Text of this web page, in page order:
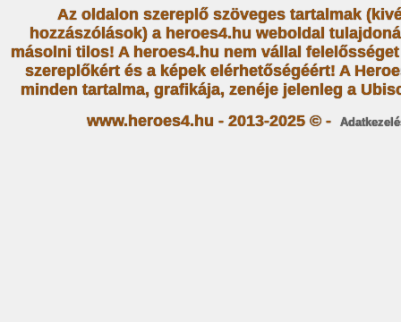
Az oldalon szereplő szöveges tartalmak
hozzászólások) a heroes4.hu weboldal
másolni tilos! A heroes4.hu nem vállal
szereplőkért és a képek elérhetőségéért! A
minden tartalma, grafikája, zenéje jelenleg a
www.heroes4.hu - 2013-2025 © -